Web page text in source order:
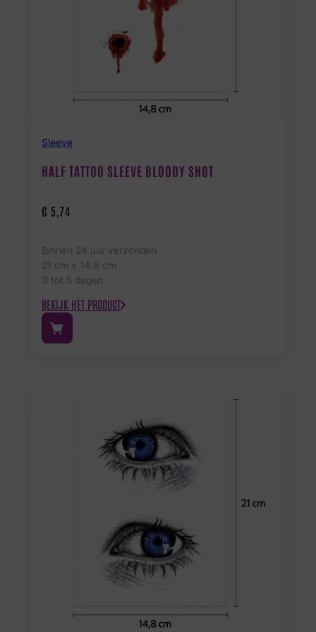
Sleeve
HALF TATTOO SLEEVE BLOODY SHOT
€ 5,74
Binnen 24 uur verzonden
21 cm x 14.8 cm
3 tot 5 dagen
BEKIJK HET PRODUCT